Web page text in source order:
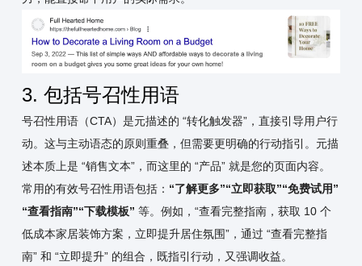
3. 包括号召性用语
号召性用语（CTA）是元描述的 “转化触发器”，直接引导用户行
动。这与主动语态的原则重叠，但需要更明确的行动指引。元描
述本质上是 “销售文本”，而这里的 “产品” 就是您的页面内容。
常用的有效号召性用语包括： “了解更多”“立即获取”“免费试用”
“查看指南”“下载模板” 等。例如，“查看完整指南，获取 10 个
低成本家居装饰方案，立即提升居住氛围”，通过 “查看完整指
南” 和 “立即提升” 的组合，既指引行动，又强调收益。